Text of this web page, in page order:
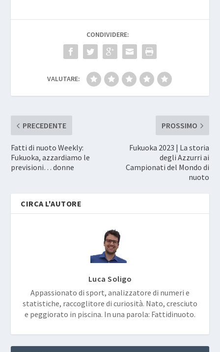
CONDIVIDERE:
VALUTARE:
PRECEDENTE
Fatti di nuoto Weekly:
Fukuoka, azzardiamo le
previsioni… donne
PROSSIMO
Fukuoka 2023 | La storia
degli Azzurri ai
Campionati del Mondo di
nuoto
CIRCA L'AUTORE
Luca Soligo
Appassionato di sport, analizzatore di numeri e
statistiche, raccoglitore di curiosità. Nato, cresciuto
e peggiorato in piscina. In una parola: Fattidinuoto.